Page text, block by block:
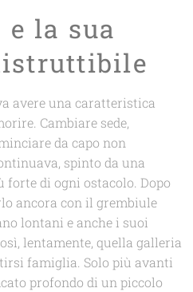
la sua
avere una caratteristica
Cambiare sede,
da capo non
spinto da una
forte di ogni ostacolo. Dopo
ancora con il grembiule
lontani e anche i suoi
lentamente, quella galleria
famiglia. Solo più avanti
profondo di un piccolo